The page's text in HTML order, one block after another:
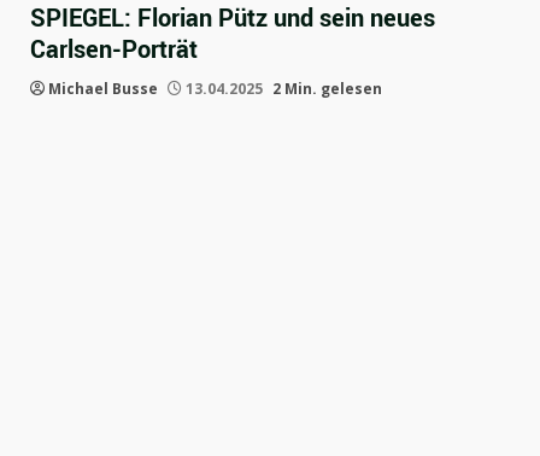
SPIEGEL: Florian Pütz und sein neues
Carlsen-Porträt
Michael Busse 13.04.2025 2 Min. gelesen